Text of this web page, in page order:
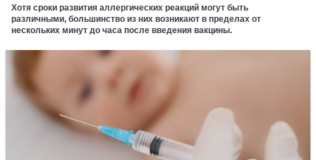
Хотя сроки развития аллергических реакций могут быть
различными, большинство из них возникают в пределах от
нескольких минут до часа после введения вакцины.